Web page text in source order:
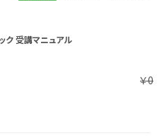
ク 受講マニュアル
￥0